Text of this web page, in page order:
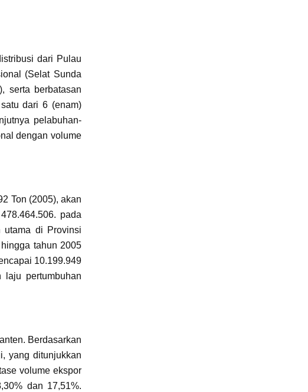
dari Pulau
(Selat Sunda
serta berbatasan
dari 6 (enam)
pelabuhan-
dengan volume
Ton (2005), akan
pada
utama di Provinsi
tahun 2005
10.199.949
laju pertumbuhan
Berdasarkan
yang ditunjukkan
volume ekspor
dan 17,51%.